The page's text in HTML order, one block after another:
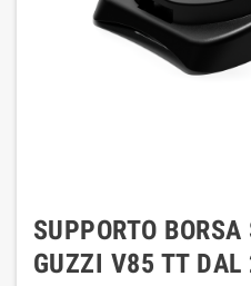
SUPPORTO
GUZZI V85 TT